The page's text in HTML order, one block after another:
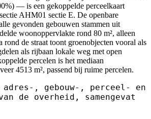
— is een gekoppelde perceelkaart
AHM01 sectie E. De openbare
gevonden gebouwen stammen uit
woonoppervlakte rond 80 m², alleen
rond de straat toont groenobjecten vooral als
als rijbaan lokale weg met open
percelen is het mediaan
4513 m², passend bij ruime percelen.
adres-, gebouw-, perceel- en
de overheid, samengevat